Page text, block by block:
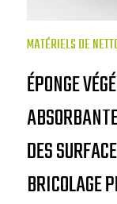
MATÉRIELS DE
ÉPONGE
DES
BRICOLAGE